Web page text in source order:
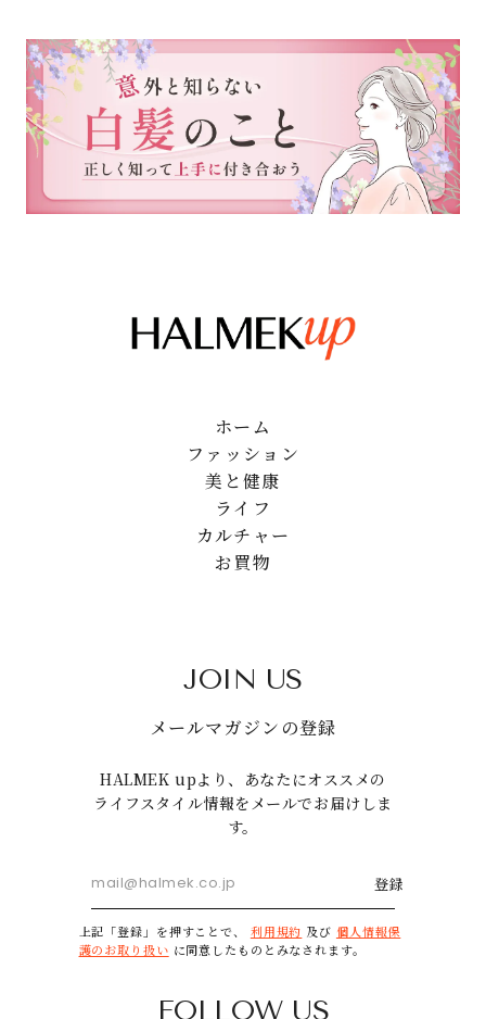
ホーム
ファッション
美と健康
ライフ
カルチャー
お買物
JOIN US
メールマガジンの登録
HALMEK upより、あなたにオススメの
ライフスタイル情報をメールでお届けしま
す。
登録
上記「登録」を押すことで、 利用規約 及び 個人情報保
護のお取り扱い に同意したものとみなされます。
FOLLOW US